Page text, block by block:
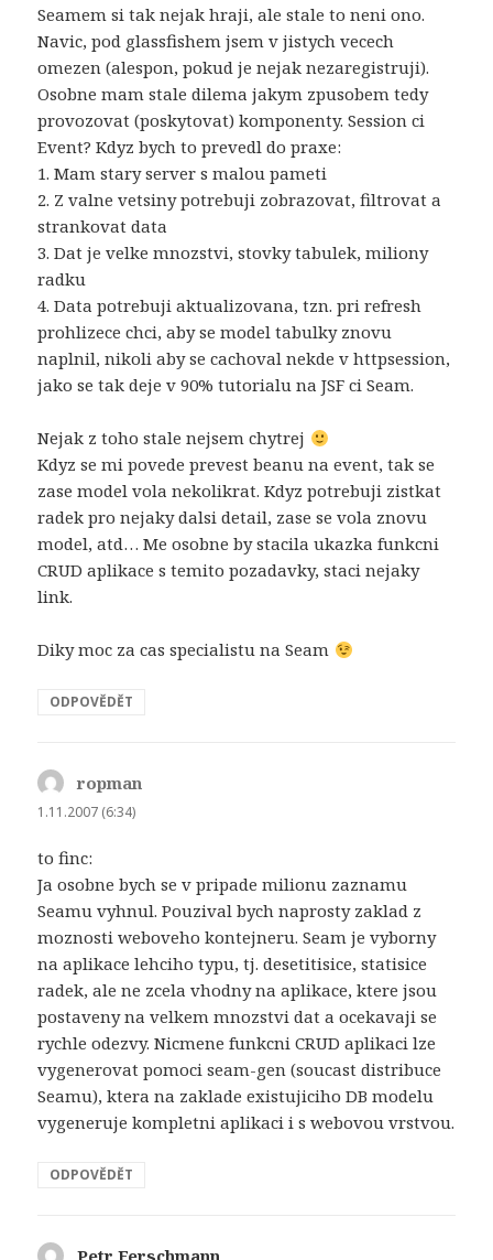
Seamem si tak nejak hraji, ale stale to neni ono.
Navic, pod glassfishem jsem v jistych vecech
omezen (alespon, pokud je nejak nezaregistruji).
Osobne mam stale dilema jakym zpusobem tedy
provozovat (poskytovat) komponenty. Session ci
Event? Kdyz bych to prevedl do praxe:
1. Mam stary server s malou pameti
2. Z valne vetsiny potrebuji zobrazovat, filtrovat a
strankovat data
3. Dat je velke mnozstvi, stovky tabulek, miliony
radku
4. Data potrebuji aktualizovana, tzn. pri refresh
prohlizece chci, aby se model tabulky znovu
naplnil, nikoli aby se cachoval nekde v httpsession,
jako se tak deje v 90% tutorialu na JSF ci Seam.
Nejak z toho stale nejsem chytrej
Kdyz se mi povede prevest beanu na event, tak se
zase model vola nekolikrat. Kdyz potrebuji zistkat
radek pro nejaky dalsi detail, zase se vola znovu
model, atd… Me osobne by stacila ukazka funkcni
CRUD aplikace s temito pozadavky, staci nejaky
link.
Diky moc za cas specialistu na Seam
ODPOVĚDĚT
ropman
1.11.2007 (6:34)
to finc:
Ja osobne bych se v pripade milionu zaznamu
Seamu vyhnul. Pouzival bych naprosty zaklad z
moznosti weboveho kontejneru. Seam je vyborny
na aplikace lehciho typu, tj. desetitisice, statisice
radek, ale ne zcela vhodny na aplikace, ktere jsou
postaveny na velkem mnozstvi dat a ocekavaji se
rychle odezvy. Nicmene funkcni CRUD aplikaci lze
vygenerovat pomoci seam-gen (soucast distribuce
Seamu), ktera na zaklade existujiciho DB modelu
vygeneruje kompletni aplikaci i s webovou vrstvou.
ODPOVĚDĚT
Petr Ferschmann